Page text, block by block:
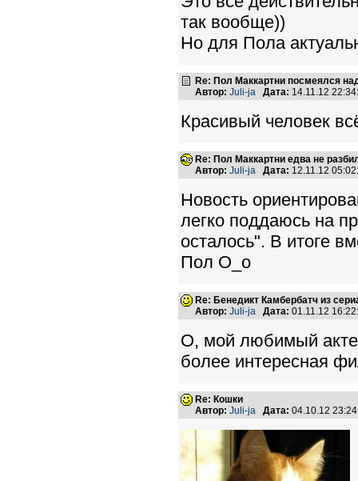
так вообще))
Но для Пола
Re: Пол Маккартни посмеялся
Автор: Juli-ja Дата: 14.11.12
Красивый человек
Re: Пол Маккартни едва не
Автор: Juli-ja Дата: 12.11.12
Новость
легко поддаюсь на
осталось". В итоге
Пол О_о
Re: Бенедикт Камбербатч из
Автор: Juli-ja Дата: 01.11.12
О, мой любимый
более интересная
Re: Кошки
Автор: Juli-ja Дата: 04.10.12